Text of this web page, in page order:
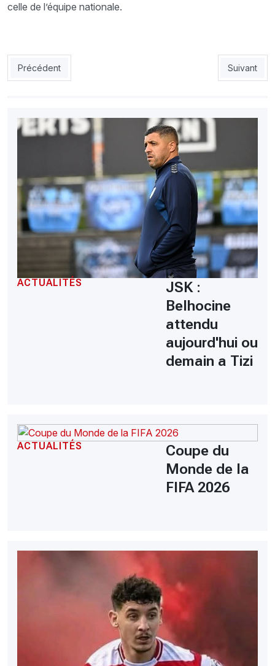
celle de l’équipe nationale.
Article précédent : EN : Ronaldo et ses camarades ne pourront
Précédent Article
Suivant
ACTUALITÉS
JSK :
Belhocine
attendu
aujourd'hui ou
demain a Tizi
ACTUALITÉS
Coupe du
Monde de la
FIFA 2026